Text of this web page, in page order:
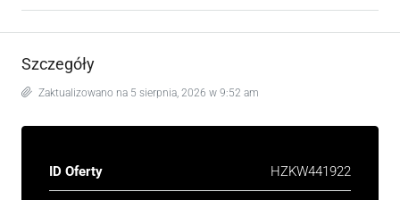
Szczegóły
Zaktualizowano na 5 sierpnia, 2026 w 9:52 am
ID Oferty HZKW441922